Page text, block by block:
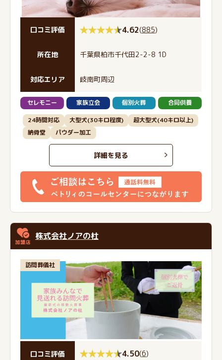
口コミ評価 4.62(885)
所在地 千葉県柏市千代田2-2-8 1D
対応エリア 岐南町周辺
セレモニー 家族立会 個別火葬 合同供養
24時間対応 大型犬(30キロ程度)
超大型犬(40キロ以上)
納骨堂
パウダー加工
詳細を見る
株式会社ノアの杜
訪問葬儀社
口コミ評価 4.50(6)